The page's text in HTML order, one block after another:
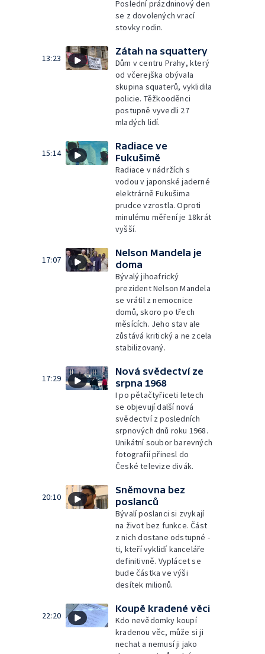
Poslední prázdninový den
se z dovolených vrací
stovky rodin.
13:23
Zátah na squattery
Dům v centru Prahy, který
od včerejška obývala
skupina squaterů, vyklidila
policie. Těžkooděnci
postupně vyvedli 27
mladých lidí.
15:14
Radiace ve
Fukušimě
Radiace v nádržích s
vodou v japonské jaderné
elektrárně Fukušima
prudce vzrostla. Oproti
minulému měření je 18krát
vyšší.
17:07
Nelson Mandela je
doma
Bývalý jihoafrický
prezident Nelson Mandela
se vrátil z nemocnice
domů, skoro po třech
měsících. Jeho stav ale
zůstává kritický a ne zcela
stabilizovaný.
17:29
Nová svědectví ze
srpna 1968
I po pětačtyřiceti letech
se objevují další nová
svědectví z posledních
srpnových dnů roku 1968.
Unikátní soubor barevných
fotografií přinesl do
České televize divák.
20:10
Sněmovna bez
poslanců
Bývalí poslanci si zvykají
na život bez funkce. Část
z nich dostane odstupné -
ti, kteří vyklidí kanceláře
definitivně. Vyplácet se
bude částka ve výši
desítek milionů.
22:20
Koupě kradené věci
Kdo nevědomky koupí
kradenou věc, může si ji
nechat a nemusí ji jako